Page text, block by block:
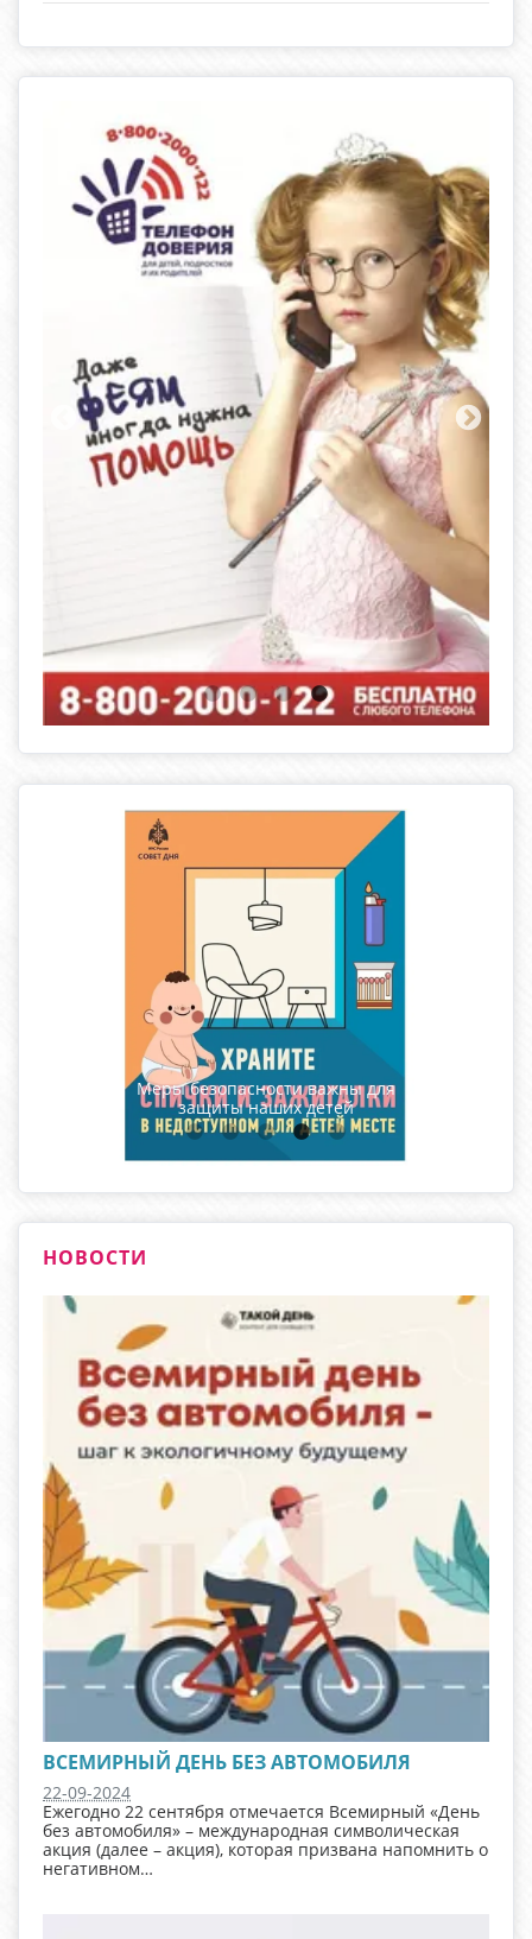
Меры безопасности важны для
защиты наших детей
НОВОСТИ
ВСЕМИРНЫЙ ДЕНЬ БЕЗ АВТОМОБИЛЯ
22-09-2024
Ежегодно 22 сентября отмечается Всемирный «День
без автомобиля» – международная символическая
акция (далее – акция), которая призвана напомнить о
негативном…